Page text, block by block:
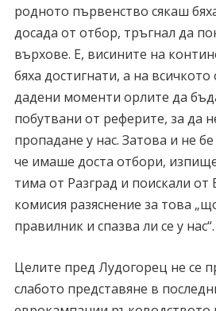
родното първенство сякаш
досада от отбор, тръгнал да
върхове. Е, висините на
бяха достигнати, а на
дадени моменти орлите да
побутвани от реферите, за да
пропадане у нас. Затова и не
че имаше доста отбори,
тима от Разград и поискали
комисия разяснение за това
правилник и спазва ли се у нас“.
Целите пред Лудогорец не се
слабото представяне в